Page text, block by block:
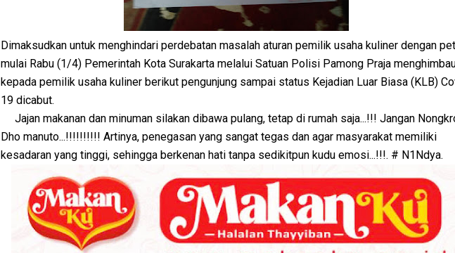
Dimaksudkan untuk menghindari perdebatan masalah aturan pemilik usaha kuliner dengan
mulai Rabu (1/4) Pemerintah Kota Surakarta melalui Satuan Polisi Pamong Praja
kepada pemilik usaha kuliner berikut pengunjung sampai status Kejadian Luar Biasa (KLB)
19 dicabut.
Jajan makanan dan minuman silakan dibawa pulang, tetap di rumah saja...!!! Jangan
Dho manuto...!!!!!!!!!! Artinya, penegasan yang sangat tegas dan agar masyarakat memiliki
kesadaran yang tinggi, sehingga berkenan hati tanpa sedikitpun kudu emosi...!!!. # N1Ndya.